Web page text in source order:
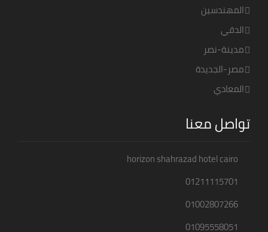
المهندسين
الدقي
مدينة-نصر
مصر-الجديدة
المعادي
تواصل معنا
horizon shahrazad hotel cairo
01211115701
01002807266
01095558051